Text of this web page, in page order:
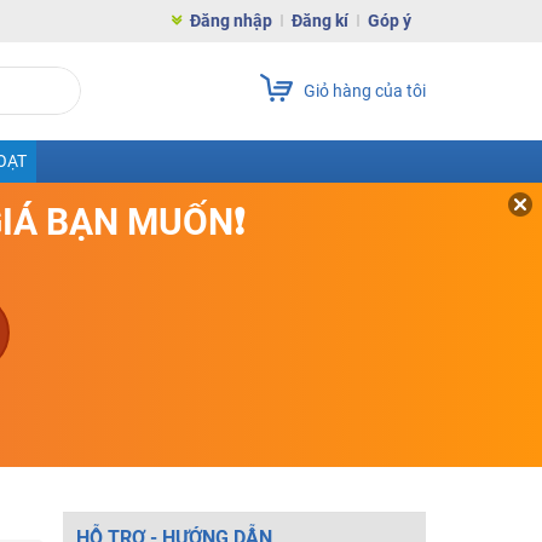
Đăng nhập Đăng kí Góp ý
Giỏ hàng của tôi
BẠN MUỐN❗